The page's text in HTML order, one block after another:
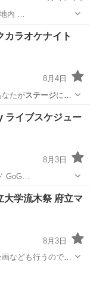
キッチンカー
カラオケナイト
8月4日
たがステージに立
パフォーマンス
イブスケジュー
8月3日
GoG…
ライブ
大学流木祭 府立マ
8月3日
画なども行うので毎